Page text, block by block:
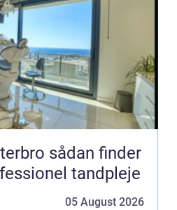
finder
tandpleje
05 August 2026